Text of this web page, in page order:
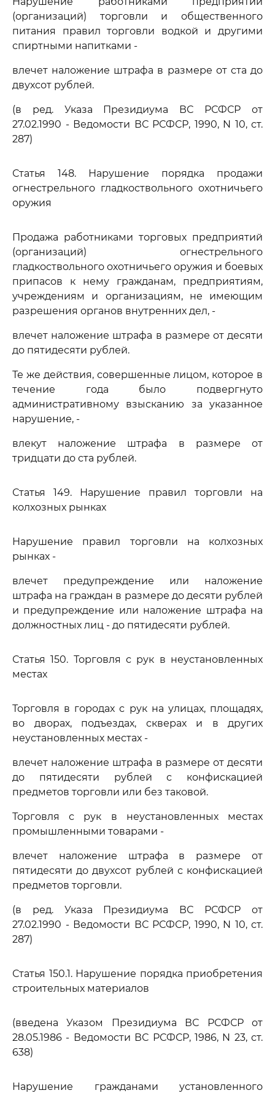
(организаций) торговли и общественного
питания правил торговли водкой и другими
спиртными напитками -
влечет наложение штрафа в размере от ста до
двухсот рублей.
(в ред. Указа Президиума ВС РСФСР от
27.02.1990 - Ведомости ВС РСФСР, 1990, N 10, ст.
287)
Статья 148. Нарушение порядка продажи
огнестрельного гладкоствольного охотничьего
оружия
Продажа работниками торговых предприятий
(организаций) огнестрельного
гладкоствольного охотничьего оружия и боевых
припасов к нему гражданам, предприятиям,
учреждениям и организациям, не имеющим
разрешения органов внутренних дел, -
влечет наложение штрафа в размере от десяти
до пятидесяти рублей.
Те же действия, совершенные лицом, которое в
течение года было подвергнуто
административному взысканию за указанное
нарушение, -
влекут наложение штрафа в размере от
тридцати до ста рублей.
Статья 149. Нарушение правил торговли на
колхозных рынках
Нарушение правил торговли на колхозных
рынках -
влечет предупреждение или наложение
штрафа на граждан в размере до десяти рублей
и предупреждение или наложение штрафа на
должностных лиц - до пятидесяти рублей.
Статья 150. Торговля с рук в неустановленных
местах
Торговля в городах с рук на улицах, площадях,
во дворах, подъездах, скверах и в других
неустановленных местах -
влечет наложение штрафа в размере от десяти
до пятидесяти рублей с конфискацией
предметов торговли или без таковой.
Торговля с рук в неустановленных местах
промышленными товарами -
влечет наложение штрафа в размере от
пятидесяти до двухсот рублей с конфискацией
предметов торговли.
(в ред. Указа Президиума ВС РСФСР от
27.02.1990 - Ведомости ВС РСФСР, 1990, N 10, ст.
287)
Статья 150.1. Нарушение порядка приобретения
строительных материалов
(введена Указом Президиума ВС РСФСР от
28.05.1986 - Ведомости ВС РСФСР, 1986, N 23, ст.
638)
Нарушение гражданами установленного